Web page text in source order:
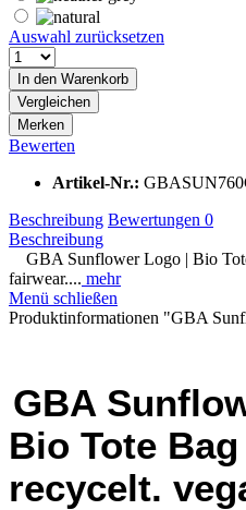
Auswahl zurücksetzen
In den Warenkorb
Vergleichen
Merken
Bewerten
Artikel-Nr.:
Beschreibung Bewertungen 0
Beschreibung
GBA Sunflower Logo | Bio
fairwear.... mehr
Menü schließen
Produktinformationen "GBA
GBA
Bio Tote
recycelt.